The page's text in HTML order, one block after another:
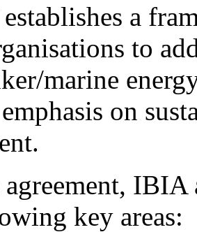
a
to
marine
on
agreement,
key areas: